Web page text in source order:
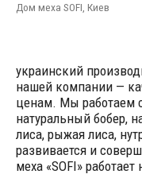
Дом меха SOFI, Киев
украинский
нашей компании —
ценам. Мы работаем
натуральный бобер,
лиса, рыжая лиса,
развивается и
меха «SOFI»